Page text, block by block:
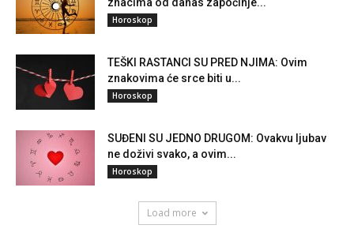
Horoskop
TEŠKI RASTANCI SU PRED NJIMA: Ovim
znakovima će srce biti u...
Horoskop
SUĐENI SU JEDNO DRUGOM: Ovakvu ljubav
ne doživi svako, a ovim...
Horoskop
Load more